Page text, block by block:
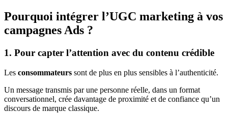
Pourquoi intégrer l’UGC marketing à vos
campagnes Ads ?
1. Pour capter l’attention avec du contenu crédible
Les consommateurs sont de plus en plus sensibles à l’authenticité.
Un message transmis par une personne réelle, dans un format
conversationnel, crée davantage de proximité et de confiance qu’un
discours de marque classique.